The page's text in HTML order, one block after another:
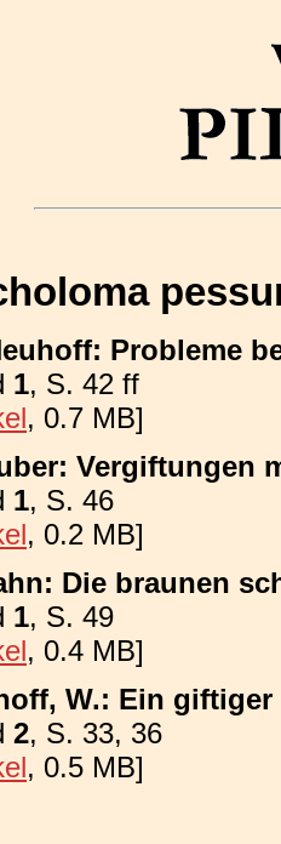
Probleme
1, S. 42 ff
, 0.7 MB]
Vergiftungen
1, S. 46
, 0.2 MB]
Die braunen
1, S. 49
, 0.4 MB]
W.: Ein
2, S. 33, 36
, 0.5 MB]